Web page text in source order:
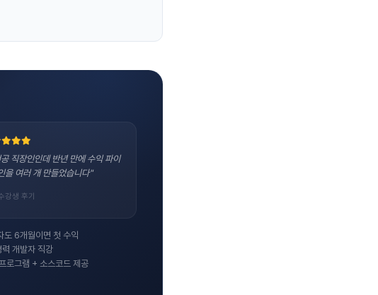
직장인인데 반년 만에 수익 파이
을 여러 개 만들었습니다"
강생 후기
도 6개월이면 첫 수익
개발자 직강
로그램 + 소스코드 제공